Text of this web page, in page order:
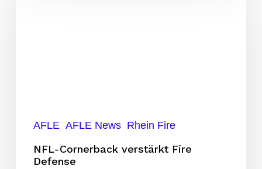
AFLE AFLE News Rhein Fire
NFL-Cornerback verstärkt Fire
Defense